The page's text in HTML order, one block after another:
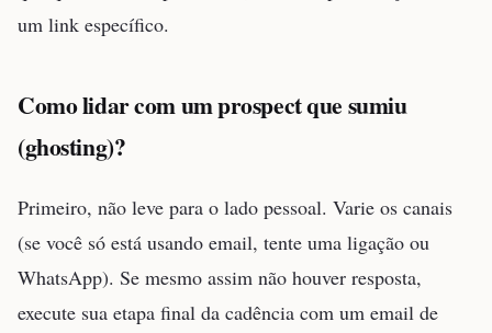
um link específico.
Como lidar com um prospect que sumiu
(ghosting)?
Primeiro, não leve para o lado pessoal. Varie os canais
(se você só está usando email, tente uma ligação ou
WhatsApp). Se mesmo assim não houver resposta,
execute sua etapa final da cadência com um email de